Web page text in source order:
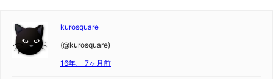
kurosquare
(@kurosquare)
16年、 7ヶ月前